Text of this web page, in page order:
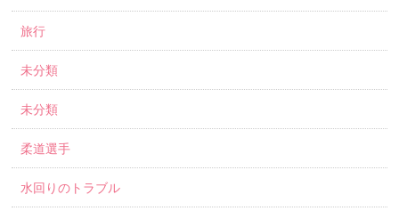
旅行
未分類
未分類
柔道選手
水回りのトラブル